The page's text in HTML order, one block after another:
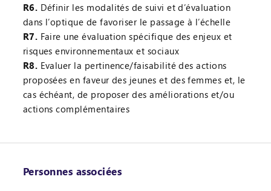
R6. Définir les modalités de suivi et d’évaluation
dans l’optique de favoriser le passage à l’échelle
R7. Faire une évaluation spécifique des enjeux et
risques environnementaux et sociaux
R8. Evaluer la pertinence/faisabilité des actions
proposées en faveur des jeunes et des femmes et, le
cas échéant, de proposer des améliorations et/ou
actions complémentaires
Personnes associées